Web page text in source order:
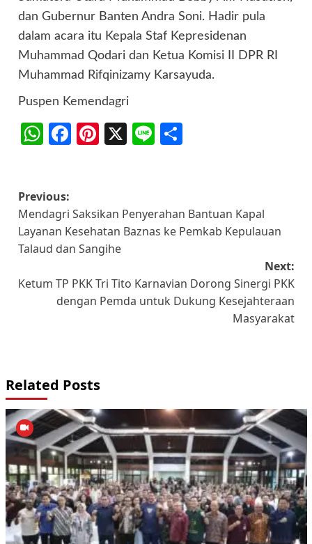
dan Gubernur Banten Andra Soni. Hadir pula
dalam acara itu Kepala Staf Kepresidenan
Muhammad Qodari dan Ketua Komisi II DPR RI
Muhammad Rifqinizamy Karsayuda.
Puspen Kemendagri
WhatsApp
Facebook
Pinterest
X Line
Post
navigation
Previous:
Mendagri Saksikan Penyerahan Bantuan Kapal
Layanan Kesehatan Baznas ke Pemkab Kepulauan
Talaud dan Sangihe
Next:
Ketum TP PKK Tri Tito Karnavian Dorong Sinergi PKK
dengan Pemda untuk Dukung Kesejahteraan
Masyarakat
Related Posts